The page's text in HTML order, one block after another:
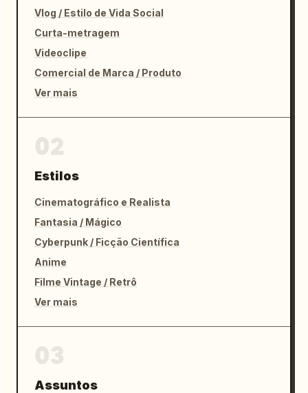
Vlog / Estilo de Vida Social
Curta-metragem
Videoclipe
Comercial de Marca / Produto
Ver mais
Estilos
Cinematográfico e Realista
Fantasia / Mágico
Cyberpunk / Ficção Científica
Anime
Filme Vintage / Retrô
Ver mais
Assuntos